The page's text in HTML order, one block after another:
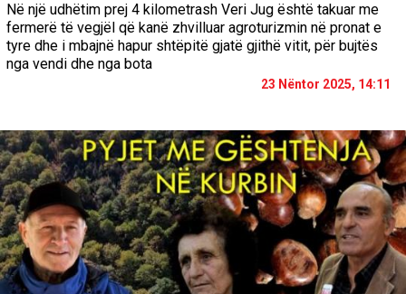
Në një udhëtim prej 4 kilometrash Veri Jug është takuar me
fermerë të vegjël që kanë zhvilluar agroturizmin në pronat e
tyre dhe i mbajnë hapur shtëpitë gjatë gjithë vitit, për bujtës
nga vendi dhe nga bota
23 Nëntor 2025, 14:11